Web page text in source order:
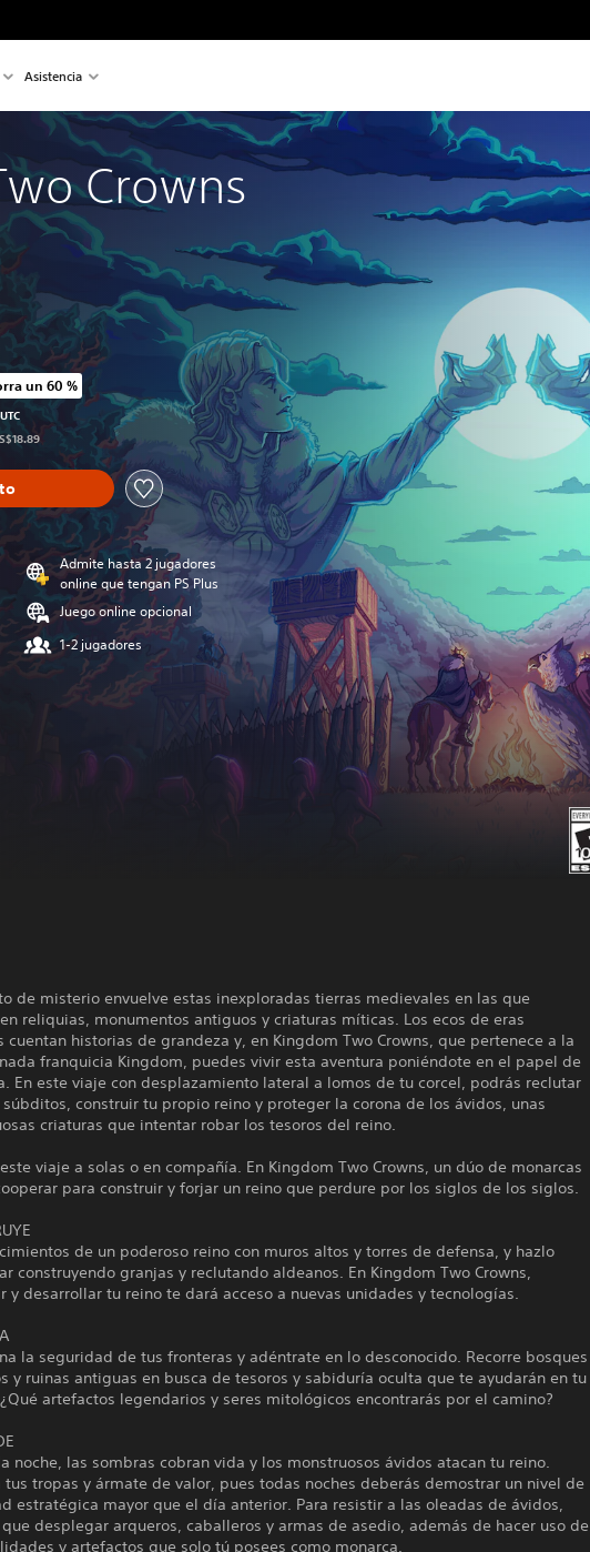
Asistencia
Crowns
original de US$19.99
un 60 %
Admite hasta 2 jugadores
online que tengan PS Plus
Juego online opcional
1-2 jugadores
de misterio envuelve estas inexploradas tierras medievales en las que
reliquias, monumentos antiguos y criaturas míticas. Los ecos de eras
cuentan historias de grandeza y, en Kingdom Two Crowns, que pertenece a la
franquicia Kingdom, puedes vivir esta aventura poniéndote en el papel de
En este viaje con desplazamiento lateral a lomos de tu corcel, podrás reclutar
construir tu propio reino y proteger la corona de los ávidos, unas
criaturas que intentar robar los tesoros del reino.
viaje a solas o en compañía. En Kingdom Two Crowns, un dúo de monarcas
para construir y forjar un reino que perdure por los siglos de los siglos.
de un poderoso reino con muros altos y torres de defensa, y hazlo
construyendo granjas y reclutando aldeanos. En Kingdom Two Crowns,
y desarrollar tu reino te dará acceso a nuevas unidades y tecnologías.
la seguridad de tus fronteras y adéntrate en lo desconocido. Recorre bosques
y ruinas antiguas en busca de tesoros y sabiduría oculta que te ayudarán en tu
artefactos legendarios y seres mitológicos encontrarás por el camino?
noche, las sombras cobran vida y los monstruosos ávidos atacan tu reino.
tus tropas y ármate de valor, pues todas noches deberás demostrar un nivel de
estratégica mayor que el día anterior. Para resistir a las oleadas de ávidos,
desplegar arqueros, caballeros y armas de asedio, además de hacer uso de
y artefactos que solo tú posees como monarca.